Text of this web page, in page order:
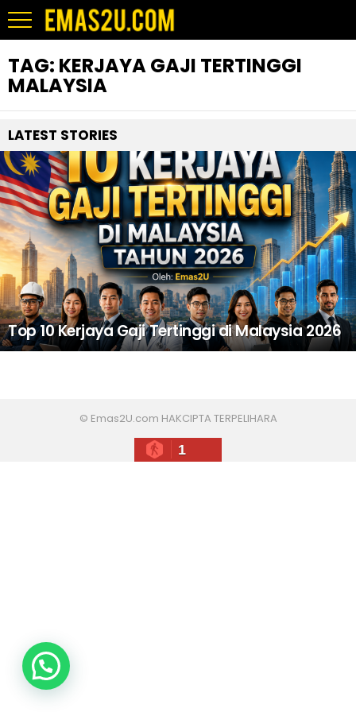
TAG: KERJAYA GAJI TERTINGGI
MALAYSIA
LATEST STORIES
Top 10 Kerjaya Gaji Tertinggi di Malaysia 2026
© Emas2U.com HAKCIPTA TERPELIHARA
1